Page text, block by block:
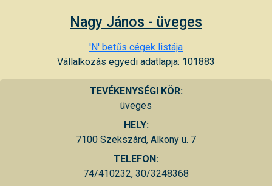
Nagy János - üveges
'N' betűs cégek listája
Vállalkozás egyedi adatlapja: 101883
TEVÉKENYSÉGI KÖR:
üveges
HELY:
7100 Szekszárd, Alkony u. 7
TELEFON:
74/410232, 30/3248368